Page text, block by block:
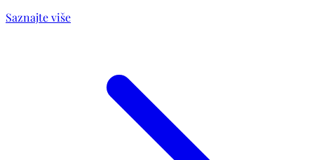
Saznajte više